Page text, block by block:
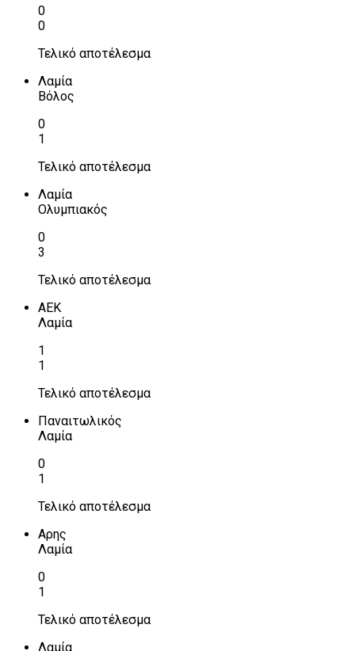
0
0
Τελικό αποτέλεσμα
Λαμία
Βόλος
0
1
Τελικό αποτέλεσμα
Λαμία
Ολυμπιακός
0
3
Τελικό αποτέλεσμα
ΑΕΚ
Λαμία
1
1
Τελικό αποτέλεσμα
Παναιτωλικός
Λαμία
0
1
Τελικό αποτέλεσμα
Αρης
Λαμία
0
1
Τελικό αποτέλεσμα
Λαμία